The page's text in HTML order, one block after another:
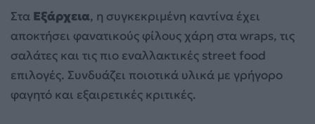
Στα Εξάρχεια, η συγκεκριμένη καντίνα έχει
αποκτήσει φανατικούς φίλους χάρη στα wraps, τις
σαλάτες και τις πιο εναλλακτικές street food
επιλογές. Συνδυάζει ποιοτικά υλικά με γρήγορο
φαγητό και εξαιρετικές κριτικές.